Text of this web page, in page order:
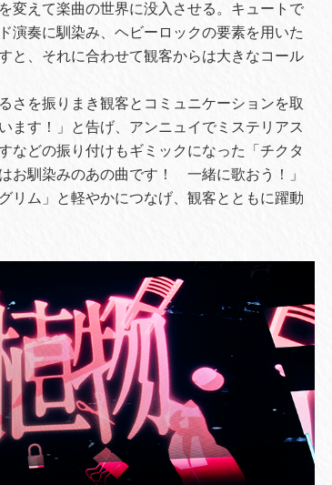
変えて楽曲の世界に没入させる。キュートで
演奏に馴染み、ヘビーロックの要素を用いた
と、それに合わせて観客からは大きなコール
さを振りまき観客とコミュニケーションを取
ます！」と告げ、アンニュイでミステリアス
などの振り付けもギミックになった「チクタ
お馴染みのあの曲です！ 一緒に歌おう！」
リム」と軽やかにつなげ、観客とともに躍動